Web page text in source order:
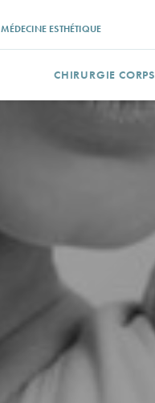
CHIRURGIE CORPS
MÉDECINE ESTHÉTIQUE